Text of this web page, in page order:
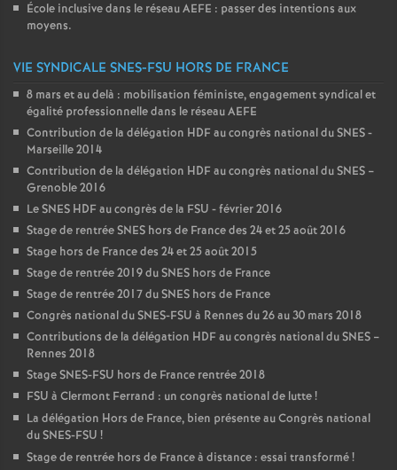
École inclusive dans le réseau AEFE : passer des intentions aux
moyens.
VIE SYNDICALE SNES-FSU HORS DE FRANCE
8 mars et au delà : mobilisation féministe, engagement syndical et
égalité professionnelle dans le réseau AEFE
Contribution de la délégation HDF au congrès national du SNES -
Marseille 2014
Contribution de la délégation HDF au congrès national du SNES –
Grenoble 2016
Le SNES HDF au congrès de la FSU - février 2016
Stage de rentrée SNES hors de France des 24 et 25 août 2016
Stage hors de France des 24 et 25 août 2015
Stage de rentrée 2019 du SNES hors de France
Stage de rentrée 2017 du SNES hors de France
Congrès national du SNES-FSU à Rennes du 26 au 30 mars 2018
Contributions de la délégation HDF au congrès national du SNES –
Rennes 2018
Stage SNES-FSU hors de France rentrée 2018
FSU à Clermont Ferrand : un congrès national de lutte!
La délégation Hors de France, bien présente au Congrès national
du SNES-FSU !
Stage de rentrée hors de France à distance : essai transformé!